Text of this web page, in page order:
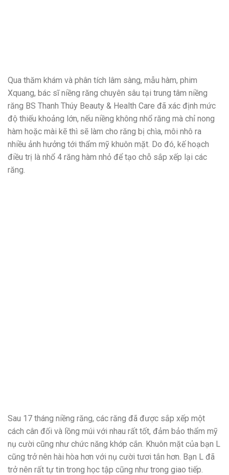
Qua thăm khám và phân tích lâm sàng, mẫu hàm, phim
Xquang, bác sĩ niềng răng chuyên sâu tại trung tâm niềng
răng BS Thanh Thúy Beauty & Health Care đã xác định mức
độ thiếu khoảng lớn, nếu niềng không nhổ răng mà chỉ nong
hàm hoặc mài kẽ thì sẽ làm cho răng bị chìa, môi nhô ra
nhiều ảnh hưởng tới thẩm mỹ khuôn mặt. Do đó, kế hoạch
điều trị là nhổ 4 răng hàm nhỏ để tạo chỗ sắp xếp lại các
răng.
Sau 17 tháng niềng răng, các răng đã được sắp xếp một
cách cân đối và lồng múi với nhau rất tốt, đảm bảo thẩm mỹ
nụ cười cũng như chức năng khớp cắn. Khuôn mặt của bạn L
cũng trở nên hài hòa hơn với nụ cười tươi tắn hơn. Bạn L đã
trở nên rất tự tin trong học tập cũng như trong giao tiếp.